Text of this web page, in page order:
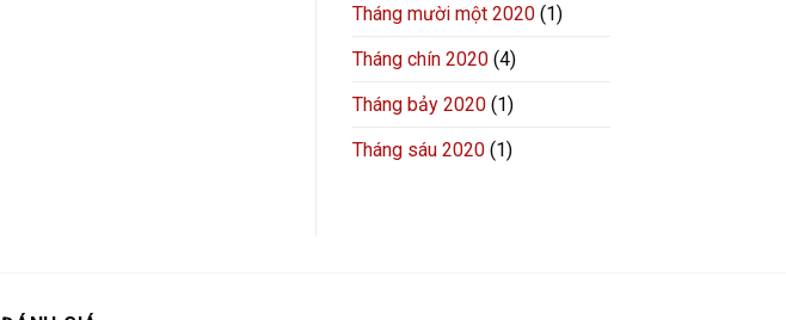
Tháng mười một 2020(1)
Tháng chín 2020(4)
Tháng bảy 2020(1)
Tháng sáu 2020(1)